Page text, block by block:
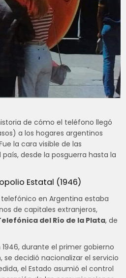
de cómo el teléfono llegó
a los hogares argentinos
la cara visible de las
desde la posguerra hasta la
Estatal (1946)
telefónico en Argentina estaba
de capitales extranjeros,
del Río de la Plata, de
1946, durante el primer gobierno
se decidió nacionalizar el servicio
el Estado asumió el control